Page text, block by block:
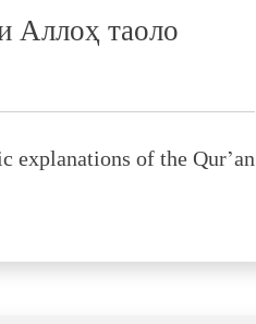
Аллоҳ таоло
explanations of the Qur’an: